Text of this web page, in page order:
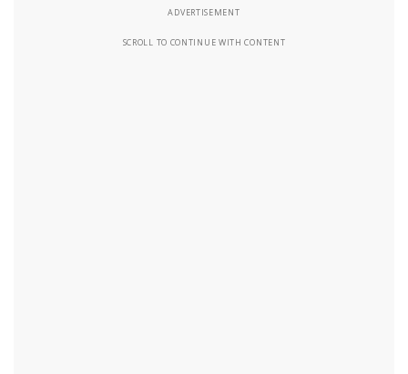
ADVERTISEMENT
SCROLL TO CONTINUE WITH CONTENT